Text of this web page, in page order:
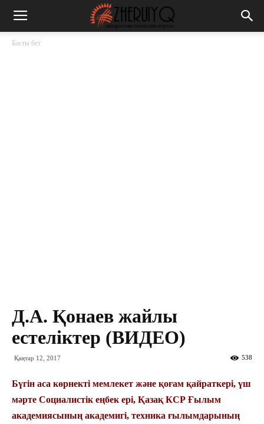
Басты бет
Д.А. Қонаев жайлы
естеліктер (ВИДЕО)
Қаңтар 12, 2017 538
Бүгін аса көрнекті мемлекет және қоғам қайраткері, үш
мәрте Социалистік еңбек ері, Қазақ КСР Ғылым
академиясының академигі, техника ғылымдарының